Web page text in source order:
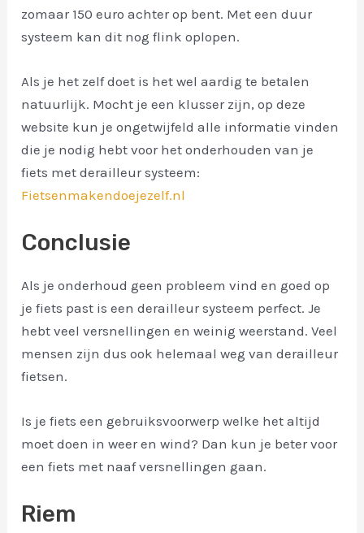
zomaar 150 euro achter op bent. Met een duur
systeem kan dit nog flink oplopen.
Als je het zelf doet is het wel aardig te betalen
natuurlijk. Mocht je een klusser zijn, op deze
website kun je ongetwijfeld alle informatie vinden
die je nodig hebt voor het onderhouden van je
fiets met derailleur systeem:
Fietsenmakendoejezelf.nl
Conclusie
Als je onderhoud geen probleem vind en goed op
je fiets past is een derailleur systeem perfect. Je
hebt veel versnellingen en weinig weerstand. Veel
mensen zijn dus ook helemaal weg van derailleur
fietsen.
Is je fiets een gebruiksvoorwerp welke het altijd
moet doen in weer en wind? Dan kun je beter voor
een fiets met naaf versnellingen gaan.
Riem